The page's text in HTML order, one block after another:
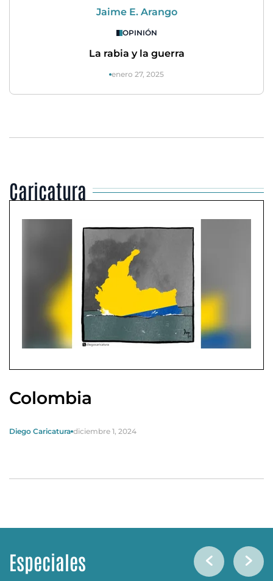
Jaime E. Arango
OPINIÓN
La rabia y la guerra
enero 27, 2025
Caricatura
Colombia
Diego Caricatura diciembre 1, 2024
Especiales